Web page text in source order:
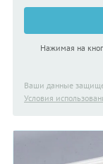
Нажимая на
Ваши данные
Условия